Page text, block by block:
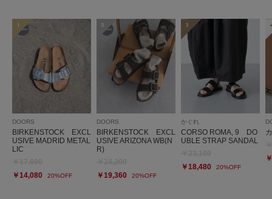
1
DOORS
BIRKENSTOCK EXCL
USIVE MADRID METAL
LIC
￥14,080
20%OFF
2
DOORS
BIRKENSTOCK EXCL
USIVE ARIZONA WB(N
R)
￥19,360
20%OFF
3
かぐれ
CORSO ROMA, 9 DO
UBLE STRAP SANDAL
￥18,480
20%OFF